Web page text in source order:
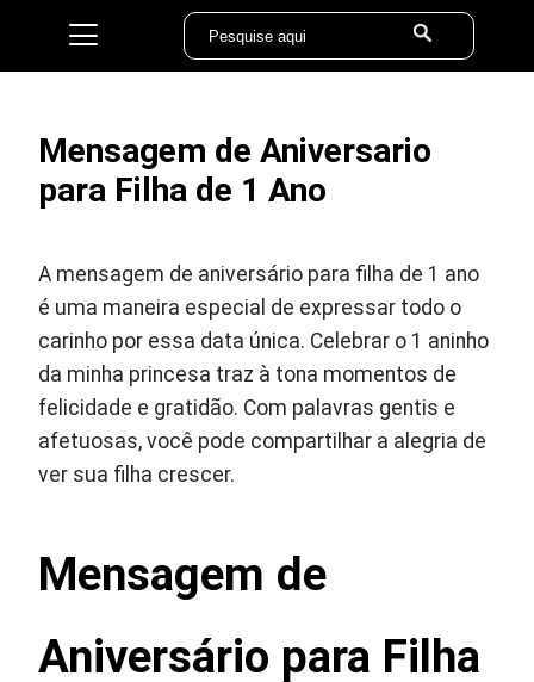
Mensagem de Aniversario
para Filha de 1 Ano
A mensagem de aniversário para filha de 1 ano
é uma maneira especial de expressar todo o
carinho por essa data única. Celebrar o 1 aninho
da minha princesa traz à tona momentos de
felicidade e gratidão. Com palavras gentis e
afetuosas, você pode compartilhar a alegria de
ver sua filha crescer.
Mensagem de
Aniversário para Filha